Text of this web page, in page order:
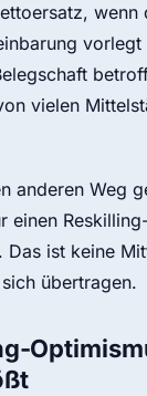
wenn
vorlegt
vielen
anderen Weg
einen
Das ist keine
übertragen.